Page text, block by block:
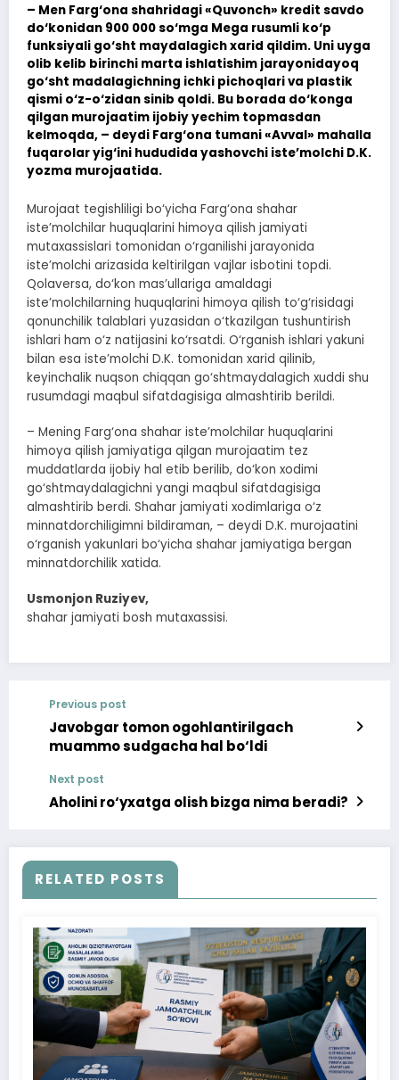
– Men Farg‘ona shahridagi «Quvonch» kredit savdo
do‘konidan 900 000 so‘mga Mega rusumli ko‘p
funksiyali go‘sht maydalagich xarid qildim. Uni uyga
olib kelib birinchi marta ishlatishim jarayonidayoq
go‘sht madalagichning ichki pichoqlari va plastik
qismi o‘z-o‘zidan sinib qoldi. Bu borada do‘konga
qilgan murojaatim ijobiy yechim topmasdan
kelmoqda, – deydi Farg‘ona tumani «Avval» mahalla
fuqarolar yig‘ini hududida yashovchi iste’molchi D.K.
yozma murojaatida.
Murojaat tegishliligi bo‘yicha Farg‘ona shahar
iste’molchilar huquqlarini himoya qilish jamiyati
mutaxassislari tomonidan o‘rganilishi jarayonida
iste’molchi arizasida keltirilgan vajlar isbotini topdi.
Qolaversa, do‘kon mas’ullariga amaldagi
iste’molchilarning huquqlarini himoya qilish to‘g‘risidagi
qonunchilik talablari yuzasidan o‘tkazilgan tushuntirish
ishlari ham o‘z natijasini ko‘rsatdi. O‘rganish ishlari yakuni
bilan esa iste’molchi D.K. tomonidan xarid qilinib,
keyinchalik nuqson chiqqan go‘shtmaydalagich xuddi shu
rusumdagi maqbul sifatdagisiga almashtirib berildi.
– Mening Farg‘ona shahar iste’molchilar huquqlarini
himoya qilish jamiyatiga qilgan murojaatim tez
muddatlarda ijobiy hal etib berilib, do‘kon xodimi
go‘shtmaydalagichni yangi maqbul sifatdagisiga
almashtirib berdi. Shahar jamiyati xodimlariga o‘z
minnatdorchiligimni bildiraman, – deydi D.K. murojaatini
o‘rganish yakunlari bo‘yicha shahar jamiyatiga bergan
minnatdorchilik xatida.
Usmonjon Ruziyev,
shahar jamiyati bosh mutaxassisi.
Previous post
Javobgar tomon ogohlantirilgach
muammo sudgacha hal bo‘ldi
Next post
Aholini ro‘yxatga olish bizga nima beradi?
RELATED POSTS